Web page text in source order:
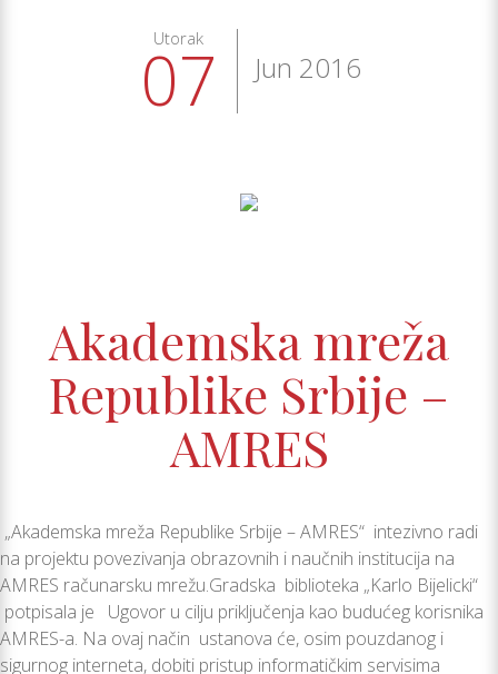
Utorak
07 Jun 2016
Akademska mreža
Republike Srbije –
AMRES
„Akademska mreža Republike Srbije – AMRES“ intezivno radi
na projektu povezivanja obrazovnih i naučnih institucija na
AMRES računarsku mrežu.Gradska biblioteka „Karlo Bijelicki“
potpisala je Ugovor u cilju priključenja kao budućeg korisnika
AMRES-a. Na ovaj način ustanova će, osim pouzdanog i
sigurnog interneta, dobiti pristup informatičkim servisima